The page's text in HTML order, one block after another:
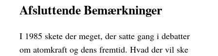
Afsluttende Bemærkninger
I 1985 skete der meget, der satte gang i debatter
om atomkraft og dens fremtid. Hvad der vil ske